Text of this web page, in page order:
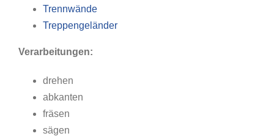
Trennwände
Treppengeländer
Verarbeitungen:
drehen
abkanten
fräsen
sägen